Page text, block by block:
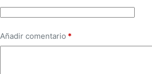
Añadir comentario *